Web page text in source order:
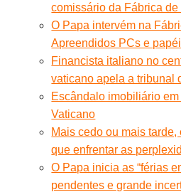
comissário da Fábrica
O Papa intervém na
Apreendidos PCs e
Financista italiano no
vaticano apela a tribunal
Escândalo imobiliário
Vaticano
Mais cedo ou mais
que enfrentar as
O Papa inicia as “férias
pendentes e grande